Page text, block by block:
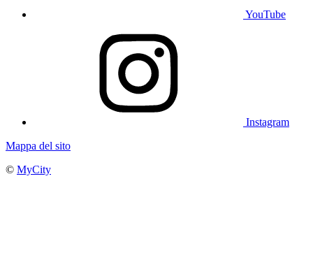
YouTube
Instagram
Mappa del sito
© MyCity